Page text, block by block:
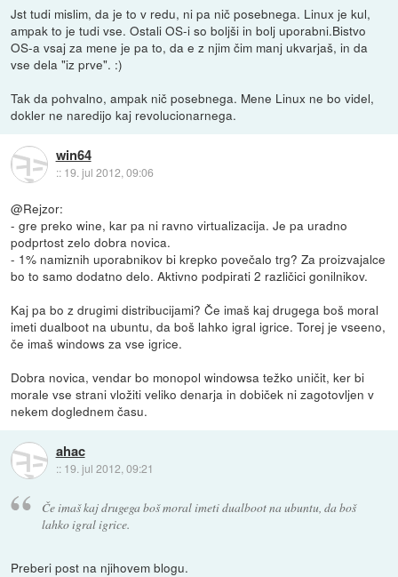
Jst tudi mislim, da je to v redu, ni pa nič posebnega. Linux je kul,
ampak to je tudi vse. Ostali OS-i so boljši in bolj uporabni.Bistvo
OS-a vsaj za mene je pa to, da e z njim čim manj ukvarjaš, in da
vse dela "iz prve". :)
Tak da pohvalno, ampak nič posebnega. Mene Linux ne bo videl,
dokler ne naredijo kaj revolucionarnega.
win64
:: 19. jul 2012, 09:06
@Rejzor:
- gre preko wine, kar pa ni ravno virtualizacija. Je pa uradno
podprtost zelo dobra novica.
- 1% namiznih uporabnikov bi krepko povečalo trg? Za proizvajalce
bo to samo dodatno delo. Aktivno podpirati 2 različici gonilnikov.
Kaj pa bo z drugimi distribucijami? Če imaš kaj drugega boš moral
imeti dualboot na ubuntu, da boš lahko igral igrice. Torej je vseeno,
če imaš windows za vse igrice.
Dobra novica, vendar bo monopol windowsa težko uničit, ker bi
morale vse strani vložiti veliko denarja in dobiček ni zagotovljen v
nekem doglednem času.
ahac
:: 19. jul 2012, 09:21
Če imaš kaj drugega boš moral imeti dualboot na ubuntu, da boš
lahko igral igrice.
Preberi post na njihovem blogu.